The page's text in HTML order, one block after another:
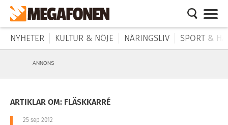
NYHETER KULTUR & NÖJE NÄRINGSLIV SPORT &
ANNONS
ARTIKLAR OM: FLÄSKKARRÉ
25 sep 2012